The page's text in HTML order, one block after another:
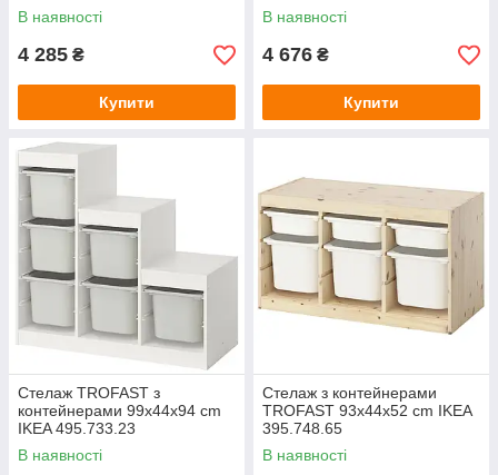
В наявності
4 285 ₴
Купити
В наявності
4 676 ₴
Купити
Стелаж TROFAST з
контейнерами 99x44x94 cm
IKEA 495.733.23
В наявності
Стелаж з контейнерами
TROFAST 93x44x52 cm IKEA
395.748.65
В наявності